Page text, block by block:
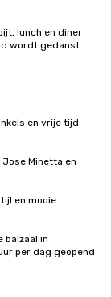
lunch en diner
wordt gedanst
en vrije tijd
Minetta en
en mooie
balzaal in
per dag geopend